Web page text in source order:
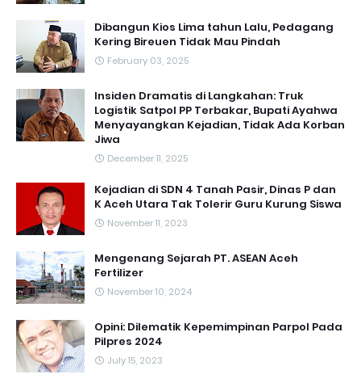
Dibangun Kios Lima tahun Lalu, Pedagang
Kering Bireuen Tidak Mau Pindah
February 03, 2025
Insiden Dramatis di Langkahan: Truk
Logistik Satpol PP Terbakar, Bupati Ayahwa
Menyayangkan Kejadian, Tidak Ada Korban
Jiwa
December 11, 2025
Kejadian di SDN 4 Tanah Pasir, Dinas P dan
K Aceh Utara Tak Tolerir Guru Kurung Siswa
November 11, 2023
Mengenang Sejarah PT. ASEAN Aceh
Fertilizer
November 10, 2024
Opini: Dilematik Kepemimpinan Parpol Pada
Pilpres 2024
July 15, 2023